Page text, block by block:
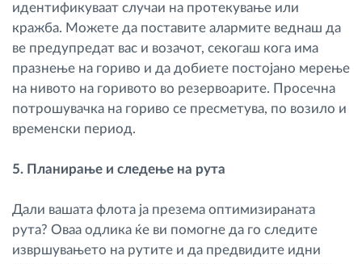
идентификуваат случаи на протекување или
кражба. Можете да поставите алармите веднаш да
ве предупредат вас и возачот, секогаш кога има
празнење на гориво и да добиете постојано мерење
на нивото на горивото во резервоарите. Просечна
потрошувачка на гориво се пресметува, по возило и
временски период.
5. Планирање и следење на рута
Дали вашата флота ја презема оптимизираната
рута? Оваа одлика ќе ви помогне да го следите
извршувањето на рутите и да предвидите идни